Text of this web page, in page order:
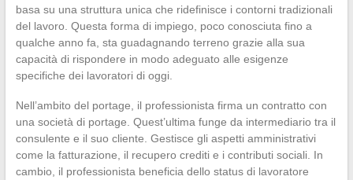
basa su una struttura unica che ridefinisce i contorni tradizionali
del lavoro. Questa forma di impiego, poco conosciuta fino a
qualche anno fa, sta guadagnando terreno grazie alla sua
capacità di rispondere in modo adeguato alle esigenze
specifiche dei lavoratori di oggi.
Nell’ambito del portage, il professionista firma un contratto con
una società di portage. Quest’ultima funge da intermediario tra il
consulente e il suo cliente. Gestisce gli aspetti amministrativi
come la fatturazione, il recupero crediti e i contributi sociali. In
cambio, il professionista beneficia dello status di lavoratore